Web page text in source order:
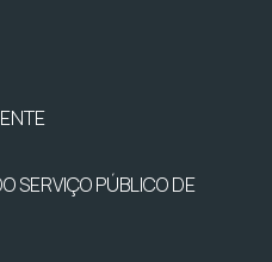
SERVIÇO PÚBLICO DE